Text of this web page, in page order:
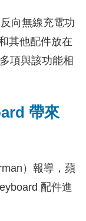
向無線充電功
其他配件放在
項與該功能相
帶來
）報導，蘋
配件進